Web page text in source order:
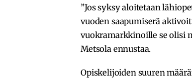
”Jos syksy aloitetaan
vuoden saapumiserä
vuokramarkkinoille se olisi
Metsola ennustaa.
Opiskelijoiden suuren